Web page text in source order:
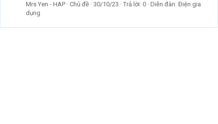
Mrs Yen - HAP Chủ đề 30/10/23 Trả lời: 0 Diễn đàn: Điện gia
dụng